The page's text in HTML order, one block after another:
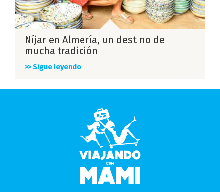
Níjar en Almería, un destino de
mucha tradición
>> Sigue leyendo